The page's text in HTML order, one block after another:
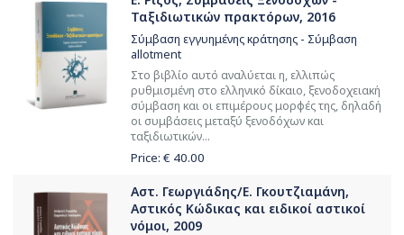
Ταξιδιωτικών πρακτόρων, 2016
Σύμβαση εγγυημένης κράτησης - Σύμβαση
allotment
Στο βιβλίο αυτό αναλύεται η, ελλιπώς
ρυθμισμένη στο ελληνικό δίκαιο, ξενοδοχειακή
σύμβαση και οι επιμέρους μορφές της, δηλαδή
οι συμβάσεις μεταξύ ξενοδόχων και
ταξιδιωτικών...
Price: € 40.00
Αστ. Γεωργιάδης/Ε. Γκουτζιαμάνη,
Αστικός Κώδικας και ειδικοί αστικοί
νόμοι, 2009